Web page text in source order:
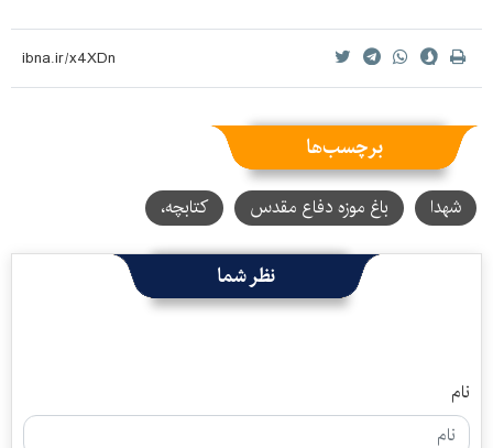
برچسب‌ها
شهدا باغ موزه دفاع مقدس کتابچه،
نظر شما
نام